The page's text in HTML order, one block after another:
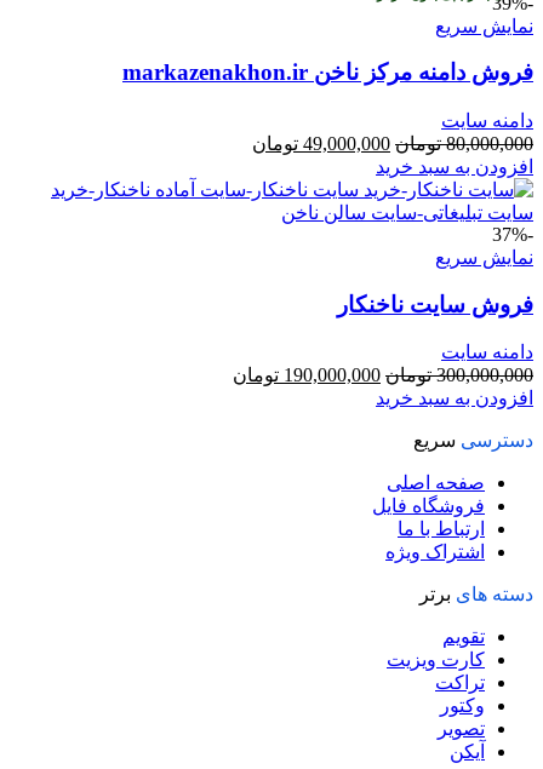
نمایش سریع
فروش دامنه مرکز ناخن markazenakhon.ir
دامنه سایت
80,000,000 تومان قیمت
اصلی
80,000,000 تومان
بود.
49,000,000 تومان
49,000,000 تومان
افزودن به سبد خرید
-37%
نمایش سریع
فروش سایت ناخنکار
دامنه سایت
300,000,000 تومان قیمت
اصلی
190,000,000 تومان
افزودن به سبد خرید
دسترسی سریع
صفحه اصلی
فروشگاه فایل
ارتباط با ما
اشتراک ویژه
دسته های برتر
تقویم
کارت ویزیت
تراکت
وکتور
تصویر
آیکن